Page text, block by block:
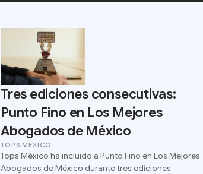
Tres ediciones consecutivas:
Punto Fino en Los Mejores
Abogados de México
TOPS MÉXICO
Tops México ha incluido a Punto Fino en Los Mejores
Abogados de México durante tres ediciones